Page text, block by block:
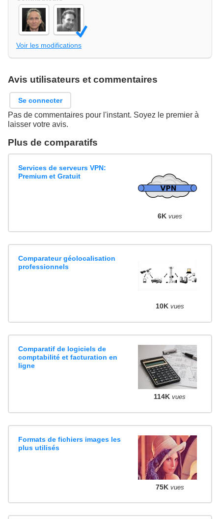
Voir les modifications
Avis utilisateurs et commentaires
Se connecter
Pas de commentaires pour l'instant. Soyez le premier à
laisser votre avis.
Plus de comparatifs
Services de serveurs VPN:
Premium et Gratuit
6K vues
Comparateur géolocalisation
professionnels
10K vues
Comparatif de logiciels de
comptabilité et facturation en
ligne
114K vues
Formats de fichiers images les
plus utilisés
75K vues